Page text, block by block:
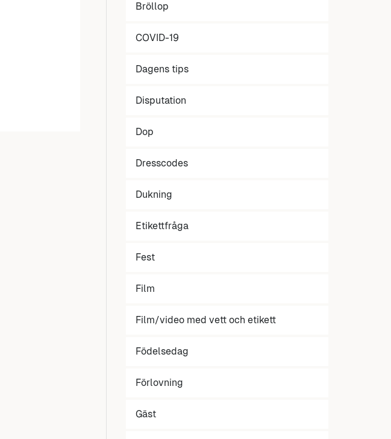
Bröllop
COVID-19
Dagens tips
Disputation
Dop
Dresscodes
Dukning
Etikettfråga
Fest
Film
Film/video med vett och etikett
Födelsedag
Förlovning
Gäst